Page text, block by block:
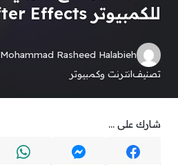
للكمبيوتر Adobe After Effects
Mohammad Rasheed Halabieh
تصنيفانترنت وكمبيوتر
شارك على ...